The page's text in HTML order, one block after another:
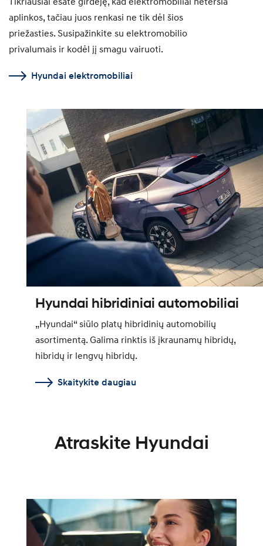
aplinkos, tačiau juos renkasi ne tik dėl šios
priežasties. Susipažinkite su elektromobilio
privalumais ir kodėl jį smagu vairuoti.
Hyundai elektromobiliai
Hyundai hibridiniai automobiliai
„Hyundai“ siūlo platų hibridinių automobilių
asortimentą. Galima rinktis iš įkraunamų hibridų,
hibridų ir lengvų hibridų.
Skaitykite daugiau
Atraskite Hyundai